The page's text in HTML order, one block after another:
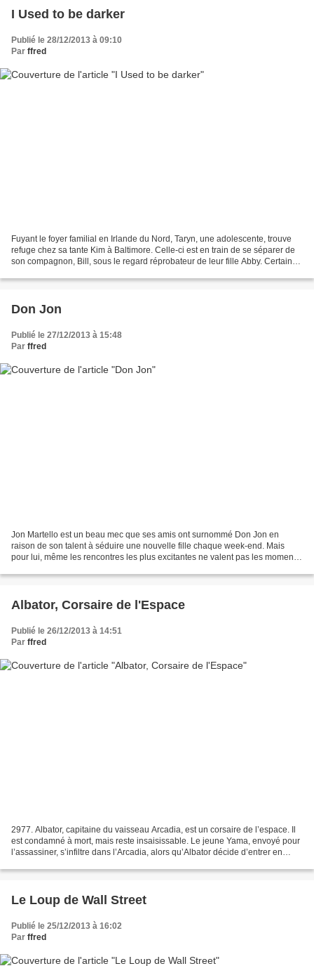
I Used to be darker
Publié le 28/12/2013 à 09:10
Par ffred
Fuyant le foyer familial en Irlande du Nord, Taryn, une adolescente, trouve
refuge chez sa tante Kim à Baltimore. Celle-ci est en train de se séparer de
son compagnon, Bill, sous le regard réprobateur de leur fille Abby. Certains
Don Jon
Publié le 27/12/2013 à 15:48
Par ffred
Jon Martello est un beau mec que ses amis ont surnommé Don Jon en
raison de son talent à séduire une nouvelle fille chaque week-end. Mais
pour lui, même les rencontres les plus excitantes ne valent pas les moments
Albator, Corsaire de l'Espace
Publié le 26/12/2013 à 14:51
Par ffred
2977. Albator, capitaine du vaisseau Arcadia, est un corsaire de l’espace. Il
est condamné à mort, mais reste insaisissable. Le jeune Yama, envoyé pour
l’assassiner, s’infiltre dans l’Arcadia, alors qu’Albator décide d’entrer en
Le Loup de Wall Street
Publié le 25/12/2013 à 16:02
Par ffred